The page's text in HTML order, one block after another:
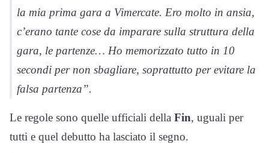
la mia prima gara a Vimercate. Ero molto in ansia,
c’erano tante cose da imparare sulla struttura della
gara, le partenze… Ho memorizzato tutto in 10
secondi per non sbagliare, soprattutto per evitare la
falsa partenza”.
Le regole sono quelle ufficiali della Fin, uguali per
tutti e quel debutto ha lasciato il segno.